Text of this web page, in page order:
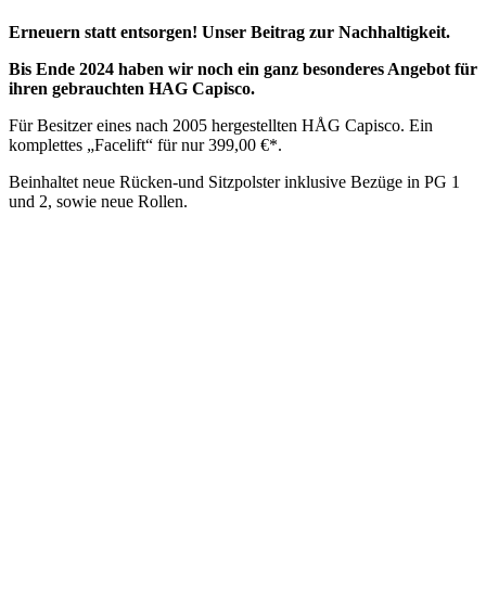
Erneuern statt entsorgen! Unser Beitrag zur Nachhaltigkeit.
Bis Ende 2024 haben wir noch ein ganz besonderes Angebot für
ihren gebrauchten HAG Capisco.
Für Besitzer eines nach 2005 hergestellten HÅG Capisco. Ein
komplettes „Facelift“ für nur 399,00 €*.
Beinhaltet neue Rücken-und Sitzpolster inklusive Bezüge in PG 1
und 2, sowie neue Rollen.